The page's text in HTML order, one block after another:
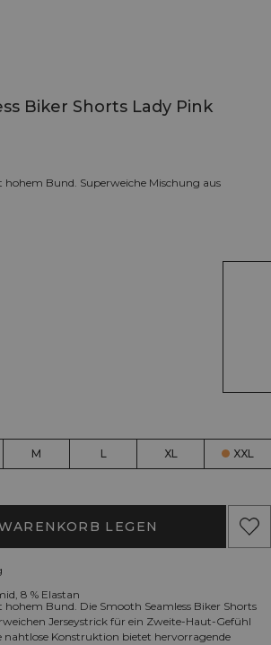
Biker Shorts Lady Pink
hohem Bund. Superweiche Mischung aus
M L XL XXL
LEGEN
8 % Elastan
Bund. Die Smooth Seamless Biker Shorts
Jerseystrick für ein Zweite‑Haut‑Gefühl
nahtlose Konstruktion bietet hervorragende